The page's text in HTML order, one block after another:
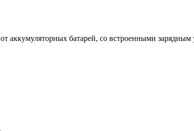
аккумуляторных батарей, со встроенными зарядным